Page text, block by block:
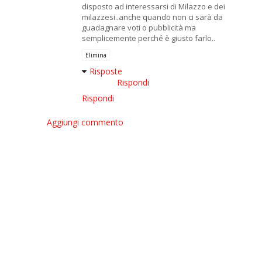
disposto ad interessarsi di Milazzo e dei
milazzesi..anche quando non ci sarà da
guadagnare voti o pubblicità ma
semplicemente perché è giusto farlo..
Elimina
Risposte
Rispondi
Rispondi
Aggiungi commento